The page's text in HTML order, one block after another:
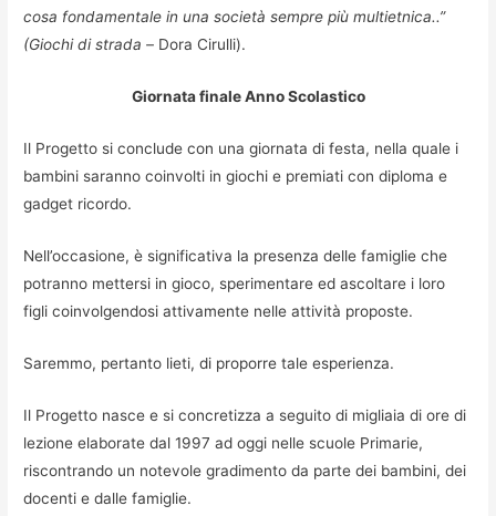
cosa fondamentale in una società sempre più multietnica..”
(Giochi di strada – Dora Cirulli).
Giornata finale Anno Scolastico
Il Progetto si conclude con una giornata di festa, nella quale i
bambini saranno coinvolti in giochi e premiati con diploma e
gadget ricordo.
Nell’occasione, è significativa la presenza delle famiglie che
potranno mettersi in gioco, sperimentare ed ascoltare i loro
figli coinvolgendosi attivamente nelle attività proposte.
Saremmo, pertanto lieti, di proporre tale esperienza.
Il Progetto nasce e si concretizza a seguito di migliaia di ore di
lezione elaborate dal 1997 ad oggi nelle scuole Primarie,
riscontrando un notevole gradimento da parte dei bambini, dei
docenti e dalle famiglie.